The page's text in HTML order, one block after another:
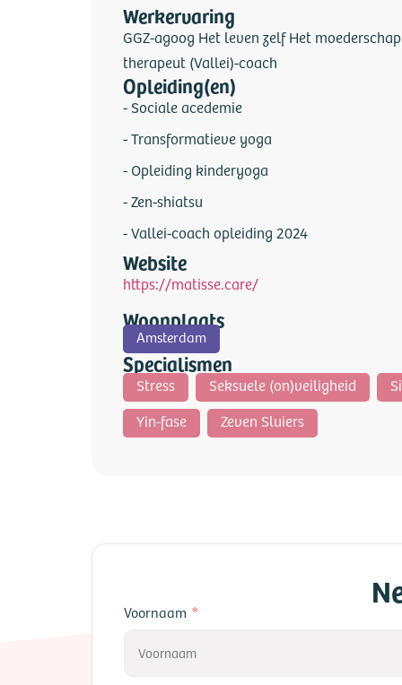
Werkervaring
GGZ-agoog Het leven zelf Het
therapeut (Vallei)-coach
Opleiding(en)
- Sociale acedemie
- Transformatieve yoga
- Opleiding kinderyoga
- Zen-shiatsu
- Vallei-coach opleiding 2024
Website
https://matisse.care/
Woonplaats
Amsterdam
Specialismen
Stress Seksuele (on)veiligheid
Yin-fase
Zeven Sluiers
Voornaam